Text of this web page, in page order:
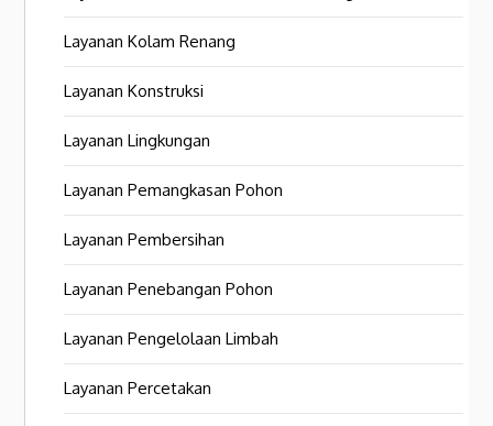
Layanan Kolam Renang
Layanan Konstruksi
Layanan Lingkungan
Layanan Pemangkasan Pohon
Layanan Pembersihan
Layanan Penebangan Pohon
Layanan Pengelolaan Limbah
Layanan Percetakan